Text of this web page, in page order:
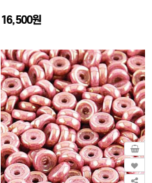
16,500원